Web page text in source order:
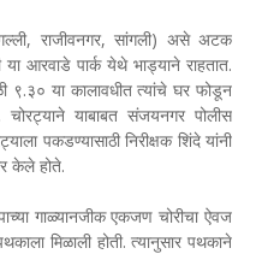
राजीवनगर, सांगली) असे अटक
आरवाडे पार्क येथे भाड्याने राहतात.
९.३० या कालावधीत त्यांचे घर फोडून
याबाबत संजयनगर पोलीस
पकडण्यासाठी निरीक्षक शिंदे यांनी
केले होते.
गाळ्यानजीक एकजण चोरीचा ऐवज
मिळाली होती. त्यानुसार पथकाने